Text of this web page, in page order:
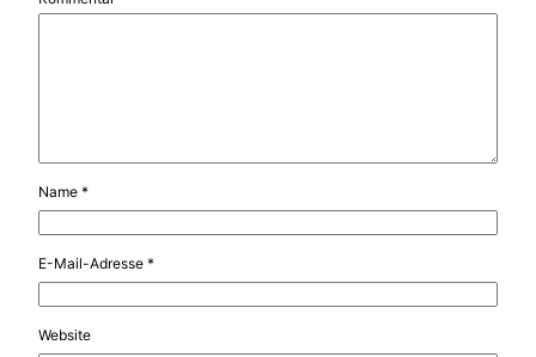
Name *
E-Mail-Adresse *
Website